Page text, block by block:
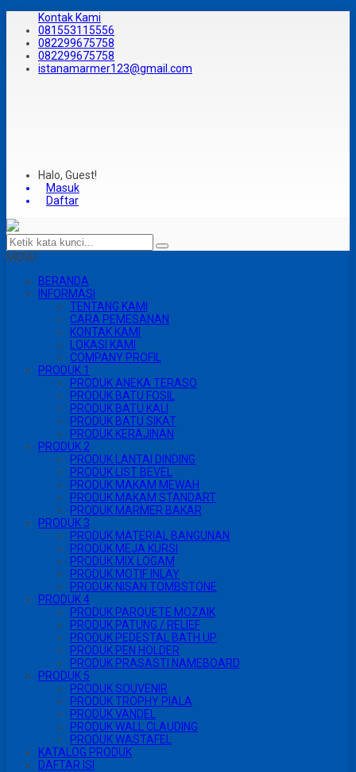
Kontak Kami
081553115556
082299675758
082299675758
istanamarmer123@gmail.com
Halo, Guest!
Masuk
Daftar
MENU
BERANDA
INFORMASI
TENTANG KAMI
CARA PEMESANAN
KONTAK KAMI
LOKASI KAMI
COMPANY PROFIL
PRODUK 1
PRODUK ANEKA TERASO
PRODUK BATU FOSIL
PRODUK BATU KALI
PRODUK BATU SIKAT
PRODUK KERAJINAN
PRODUK 2
PRODUK LANTAI DINDING
PRODUK LIST BEVEL
PRODUK MAKAM MEWAH
PRODUK MAKAM STANDART
PRODUK MARMER BAKAR
PRODUK 3
PRODUK MATERIAL BANGUNAN
PRODUK MEJA KURSI
PRODUK MIX LOGAM
PRODUK MOTIF INLAY
PRODUK NISAN TOMBSTONE
PRODUK 4
PRODUK PARQUETE MOZAIK
PRODUK PATUNG / RELIEF
PRODUK PEDESTAL BATH UP
PRODUK PEN HOLDER
PRODUK PRASASTI NAMEBOARD
PRODUK 5
PRODUK SOUVENIR
PRODUK TROPHY PIALA
PRODUK VANDEL
PRODUK WALL CLAUDING
PRODUK WASTAFEL
KATALOG PRODUK
DAFTAR ISI